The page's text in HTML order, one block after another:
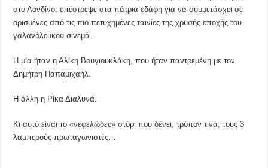
στο Λονδίνο, επέστρεψε στα πάτρια εδάφη για να συμμετάσχει σε
ορισμένες από τις πιο πετυχημένες ταινίες της χρυσής εποχής του
γαλανόλευκου σινεμά.
Η μία ήταν η Αλίκη Βουγιουκλάκη, που ήταν παντρεμένη με τον
Δημήτρη Παπαμιχαήλ.
Η άλλη η Ρίκα Διαλυνά.
Κι αυτό είναι το «νεφελώδες» στόρι που δένει, τρόπον τινά, τους 3
λαμπερούς πρωταγωνιστές…